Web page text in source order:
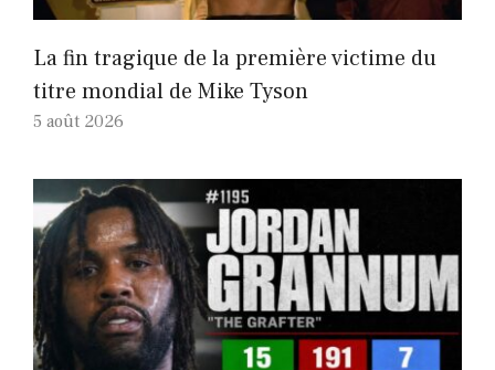
La fin tragique de la première victime du
titre mondial de Mike Tyson
5 août 2026